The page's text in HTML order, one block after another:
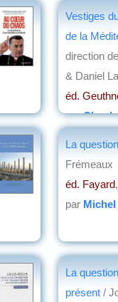
éd.
Vestiges
de la
direction
& Daniel
éd.
par
La
Frémeaux
éd. Fayard
par
La
présent /